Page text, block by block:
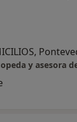
y asesora